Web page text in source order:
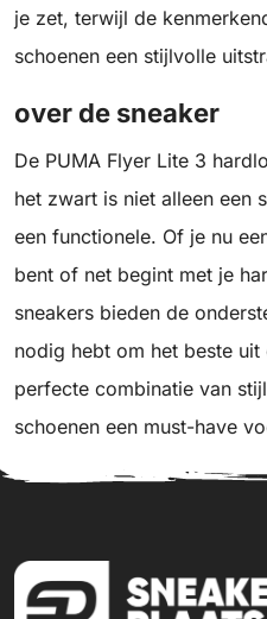
je zet, terwijl de
schoenen een stijlvolle
over de sneaker
De PUMA Flyer Lite 3
het zwart is niet alleen een
een functionele. Of je nu
bent of net begint met je
sneakers bieden de
nodig hebt om het beste
perfecte combinatie van
schoenen een must-have